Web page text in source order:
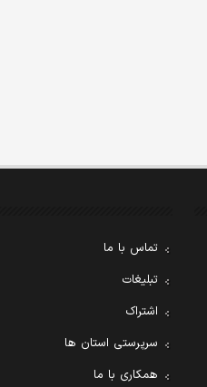
تماس با ما
تبلیغات
اشتراک
سرپرستی استان ها
همکاری با ما